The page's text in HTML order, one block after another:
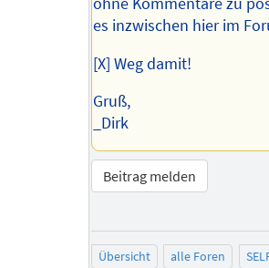
es inzwischen hier im
[X] Weg damit!
Gruß,
_Dirk
Beitrag melden
Übersicht alle Foren